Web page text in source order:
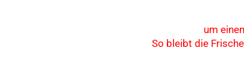
um einen
So bleibt die